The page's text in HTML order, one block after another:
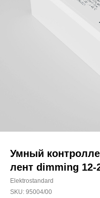
Умный
лент dimming 12-
Elektrostandard
SKU: 95004/00